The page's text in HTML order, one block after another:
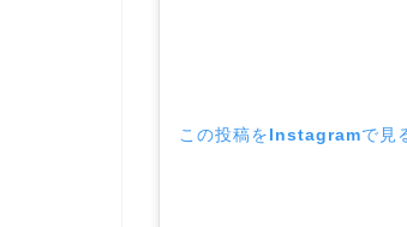
この投稿をInstagramで見